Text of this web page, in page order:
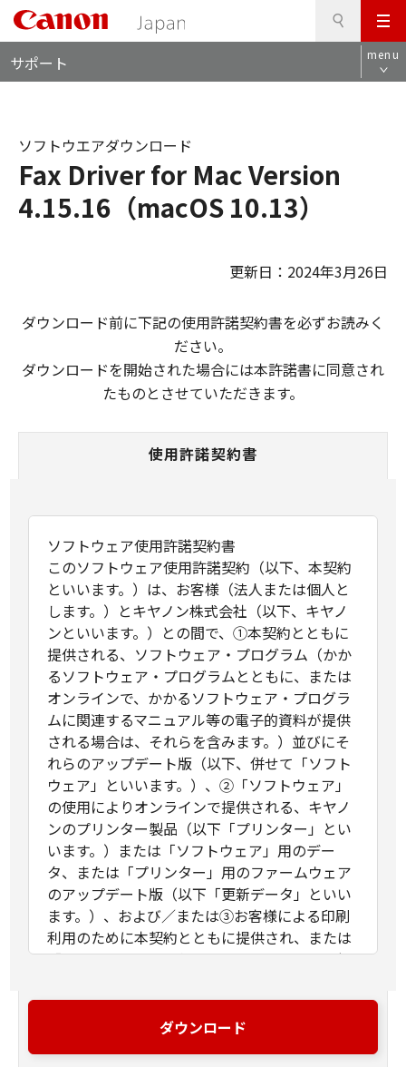
メ
ニ
ュ
サポート menu
Fax Driver for Mac Version
4.15.16（macOS 10.13）
ソフトウエアダウンロード
更新日：2024年3月26日
ダウンロード前に下記の使用許諾契約書を必ずお読みく
ださい。
ダウンロードを開始された場合には本許諾書に同意され
たものとさせていただきます。
使用許諾契約書
ソフトウェア使用許諾契約書
このソフトウェア使用許諾契約（以下、本契約
といいます。）は、お客様（法人または個人と
します。）とキヤノン株式会社（以下、キヤノ
ンといいます。）との間で、①本契約とともに
提供される、ソフトウェア・プログラム（かか
るソフトウェア・プログラムとともに、または
オンラインで、かかるソフトウェア・プログラ
ムに関連するマニュアル等の電子的資料が提供
される場合は、それらを含みます。）並びにそ
れらのアップデート版（以下、併せて「ソフト
ウェア」といいます。）、②「ソフトウェア」
の使用によりオンラインで提供される、キヤノ
ンのプリンター製品（以下「プリンター」とい
います。）または「ソフトウェア」用のデー
タ、または「プリンター」用のファームウェア
のアップデート版（以下「更新データ」といい
ます。）、および／または③お客様による印刷
利用のために本契約とともに提供され、または
「ソフトウェア」の使用によりオンラインで提
ト、画像、図形その他デジタルデータ形式の視
覚表現物およびそれらのアップデート版（以
ダウンロード